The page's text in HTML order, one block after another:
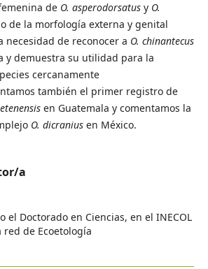
de O. asperodorsatus y O.
de la morfología externa y genital
necesidad de reconocer a O. chinantecus
y demuestra su utilidad para la
cercanamente
también el primer registro de
en Guatemala y comentamos la
O. dicraniusen México.
a
el Doctorado en Ciencias, en el INECOL
red de Ecoetología